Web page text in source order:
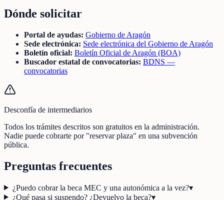
Dónde solicitar
Portal de ayudas: Gobierno de Aragón
Sede electrónica: Sede electrónica del Gobierno de Aragón
Boletín oficial: Boletín Oficial de Aragón (BOA)
Buscador estatal de convocatorias: BDNS —
convocatorias
Desconfía de intermediarios
Todos los trámites descritos son gratuitos en la administración.
Nadie puede cobrarte por "reservar plaza" en una subvención
pública.
Preguntas frecuentes
¿Puedo cobrar la beca MEC y una autonómica a la vez?▾
¿Qué pasa si suspendo? ¿Devuelvo la beca?▾